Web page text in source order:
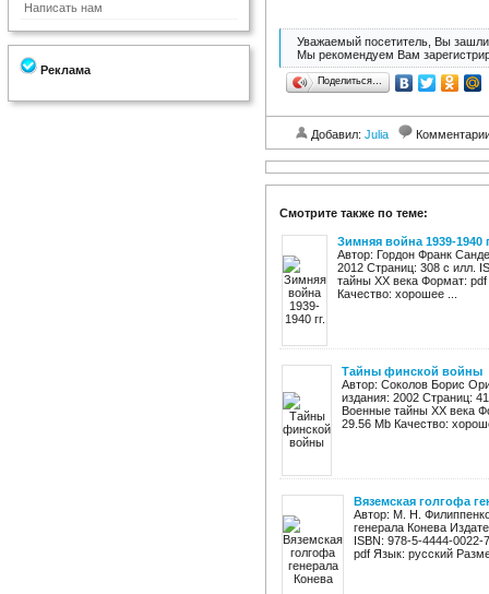
Написать нам
Реклама
Уважаемый посетитель, Вы зашли
Мы рекомендуем Вам
Поделиться…
Добавил: Julia
Смотрите также по теме:
Зимняя война 1939-1940
Автор: Гордон Франк
2012 Страниц: 308 с илл.
тайны XX века Формат:
Качество: хорошее ...
Тайны финской войны
Автор: Соколов Борис
издания: 2002 Страниц:
Военные тайны XX века
29.56 Mb Качество:
Вяземская голгофа
Автор: М. Н.
генерала Конева
ISBN: 978-5-4444-
pdf Язык: русский